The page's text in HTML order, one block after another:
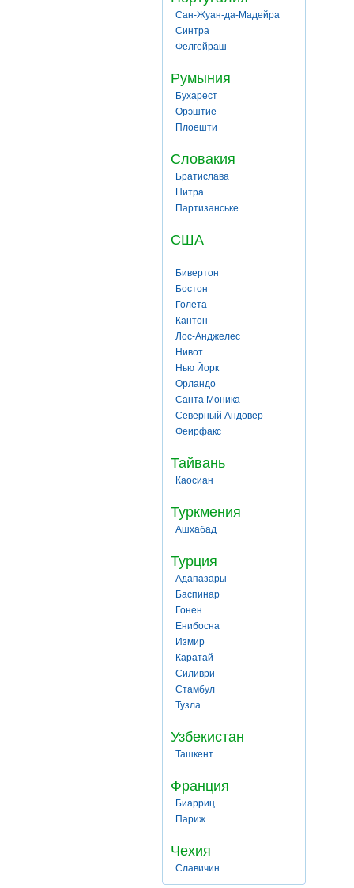
Сан-Жуан-да-Мадейра
Синтра
Фелгейраш
Румыния
Бухарест
Орэштие
Плоешти
Словакия
Братислава
Нитра
Партизанське
США
Бивертон
Бостон
Голета
Кантон
Лос-Анджелес
Нивот
Нью Йорк
Орландо
Санта Моника
Северный Андовер
Феирфакс
Тайвань
Каосиан
Туркмения
Ашхабад
Турция
Адапазары
Баспинар
Гонен
Енибосна
Измир
Каратай
Силиври
Стамбул
Тузла
Узбекистан
Ташкент
Франция
Биарриц
Париж
Чехия
Славичин